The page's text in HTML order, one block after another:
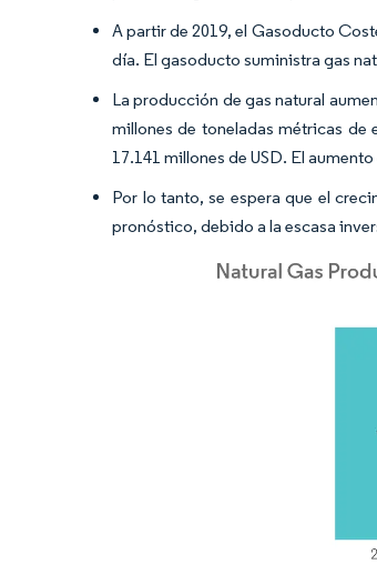
A partir de 2019, el Gasoducto
día. El gasoducto suministra gas
La producción de gas natural
millones de toneladas métricas de
17.141 millones de USD. El
Por lo tanto, se espera que el
pronóstico, debido a la escasa